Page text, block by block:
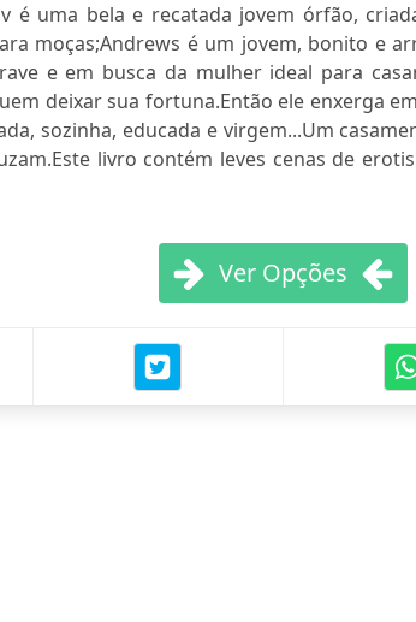
é uma bela e recatada jovem órfão,
moças;Andrews é um jovem, bonito e
e em busca da mulher ideal para
deixar sua fortuna.Então ele enxerga
sozinha, educada e virgem...Um
livro contém leves cenas de
Ver Opções